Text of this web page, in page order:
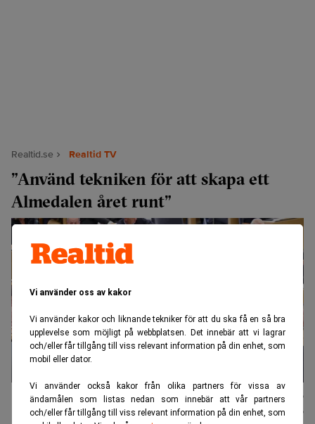
Vi använder oss av kakor
Vi använder kakor och liknande tekniker för att du ska få en så bra
upplevelse som möjligt på webbplatsen. Det innebär att vi lagrar
och/eller får tillgång till viss relevant information på din enhet, som
mobil eller dator.
Vi använder också kakor från olika partners för vissa av
ändamålen som listas nedan som innebär att vår partners
och/eller får tillgång till viss relevant information på din enhet, som
Realtid.se Realtid TV
”Använd tekniken för att skapa ett
Almedalen året runt”
Edvard
Lundkvist
Publicerad: 02 juli 2026
Uppdaterad:02 juli 2026